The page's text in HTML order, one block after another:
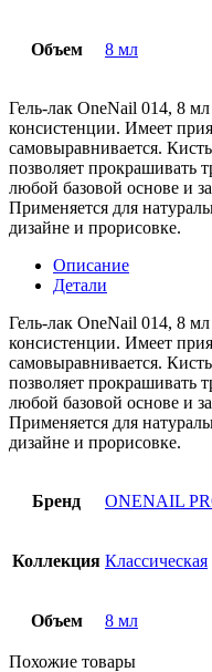
Объем 8 мл
Гель-лак OneNail 014, 8
консистенции. Имеет
самовыравнивается.
позволяет прокрашивать
любой базовой основе и
Применяется для
дизайне и прорисовке.
Описание
Детали
Гель-лак OneNail 014, 8
консистенции. Имеет
самовыравнивается.
позволяет прокрашивать
любой базовой основе и
Применяется для
дизайне и прорисовке.
Бренд ONENAIL
Коллекция Классическая
Объем 8 мл
Похожие товары